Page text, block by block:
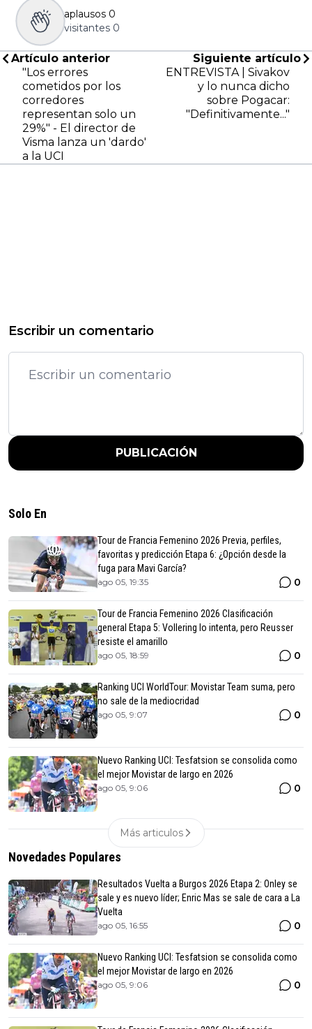
aplausos 0
visitantes 0
Artículo anterior
"Los errores
cometidos por los
corredores
representan solo un
29%" - El director de
Visma lanza un 'dardo'
a la UCI
Siguiente artículo
ENTREVISTA | Sivakov
y lo nunca dicho
sobre Pogacar:
"Definitivamente..."
Escribir un comentario
PUBLICACIÓN
Solo En
Tour de Francia Femenino 2026 Previa, perfiles,
favoritas y predicción Etapa 6: ¿Opción desde la
fuga para Mavi García?
ago 05, 19:35 0
Tour de Francia Femenino 2026 Clasificación
general Etapa 5: Vollering lo intenta, pero Reusser
resiste el amarillo
ago 05, 18:59 0
Ranking UCI WorldTour: Movistar Team suma, pero
no sale de la mediocridad
ago 05, 9:07 0
Nuevo Ranking UCI: Tesfatsion se consolida como
el mejor Movistar de largo en 2026
ago 05, 9:06 0
Más articulos
Novedades Populares
Resultados Vuelta a Burgos 2026 Etapa 2: Onley se
sale y es nuevo líder; Enric Mas se sale de cara a La
Vuelta
ago 05, 16:55 0
Nuevo Ranking UCI: Tesfatsion se consolida como
el mejor Movistar de largo en 2026
ago 05, 9:06 0